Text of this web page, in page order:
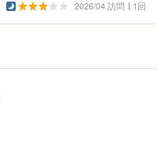
2026/04 訪問 1回